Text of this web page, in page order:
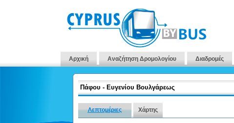
Αρχική Αναζήτηση Δρομολογίου Διαδρομές
Πάφου - Ευγενίου Βουλγάρεως
Λεπτομέριες Χάρτης